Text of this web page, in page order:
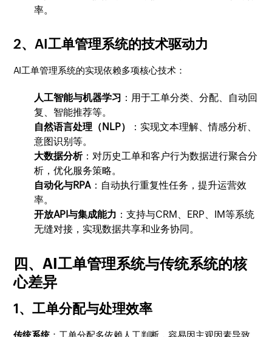
率。
2、AI工单管理系统的技术驱动力
AI工单管理系统的实现依赖多项核心技术：
人工智能与机器学习 ：用于工单分类、分配、自动回
复、智能推荐等。
自然语言处理（NLP）
：实现文本理解、情感分析、
意图识别等。
大数据分析：对历史工单和客户行为数据进行聚合分
析，优化服务策略。
自动化与RPA ：自动执行重复性任务，提升运营效
率。
开放API与集成能力 ：支持与CRM、ERP、IM等系统
无缝对接，实现数据共享和业务协同。
四、AI工单管理系统与传统系统的核
心差异
1、工单分配与处理效率
传统系统：工单分配多依赖人工判断，容易因主观因素导致